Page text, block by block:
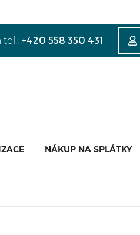
tel.: +420 558 350 431
NÁKUP NA SPLÁTKY